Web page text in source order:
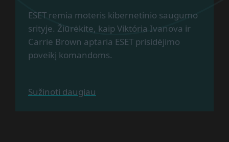
ESET remia moteris kibernetinio saugumo
srityje. Žiūrėkite, kaip Viktória Ivanova ir
Carrie Brown aptaria ESET prisidėjimo
poveikį komandoms.
Sužinoti daugiau